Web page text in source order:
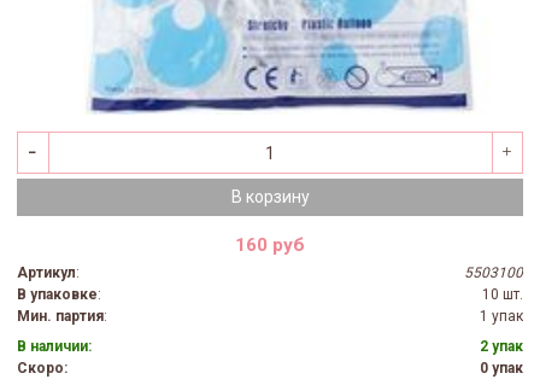
В корзину
160 руб
Артикул:
5503100
В упаковке:
10 шт.
Мин. партия:
1 упак
В наличии:
2 упак
Скоро:
0 упак